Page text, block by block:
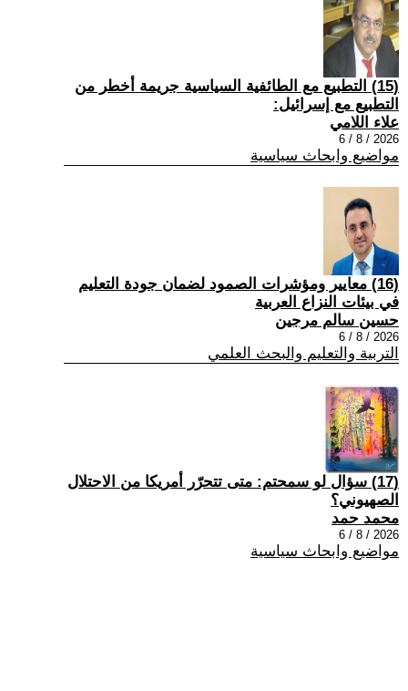
(15) التطبيع مع الطائفية السياسية جريمة أخطر من
التطبيع مع إسرائيل:
علاء اللامي
2026 / 8 / 6
مواضيع وابحاث سياسية
(16) معايير ومؤشرات الصمود لضمان جودة التعليم
في بيئات النزاع العربية
حسين سالم مرجين
2026 / 8 / 6
التربية والتعليم والبحث العلمي
(17) سؤال لو سمحتم: متى تتحرّر أمريكا من الاحتلال
الصهيوني؟
محمد حمد
2026 / 8 / 6
مواضيع وابحاث سياسية